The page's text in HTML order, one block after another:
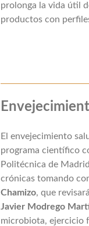
prolonga la vida útil
productos con
El envejecimiento
programa científico
Politécnica de
crónicas tomando
Chamizo, que
Javier Modrego
microbiota, ejercicio